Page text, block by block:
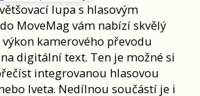
lupa s hlasovým
MoveMag vám nabízí skvělý
kamerového převodu
digitální text. Ten je možné si
integrovanou hlasovou
Iveta. Nedílnou součástí je i